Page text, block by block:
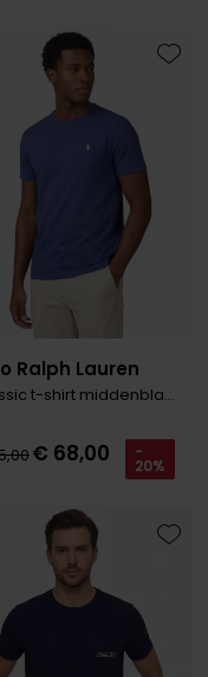
favorieten
Ralph Lauren
Classic t-shirt middenblauw
€ 68,00 -
20%
favorieten